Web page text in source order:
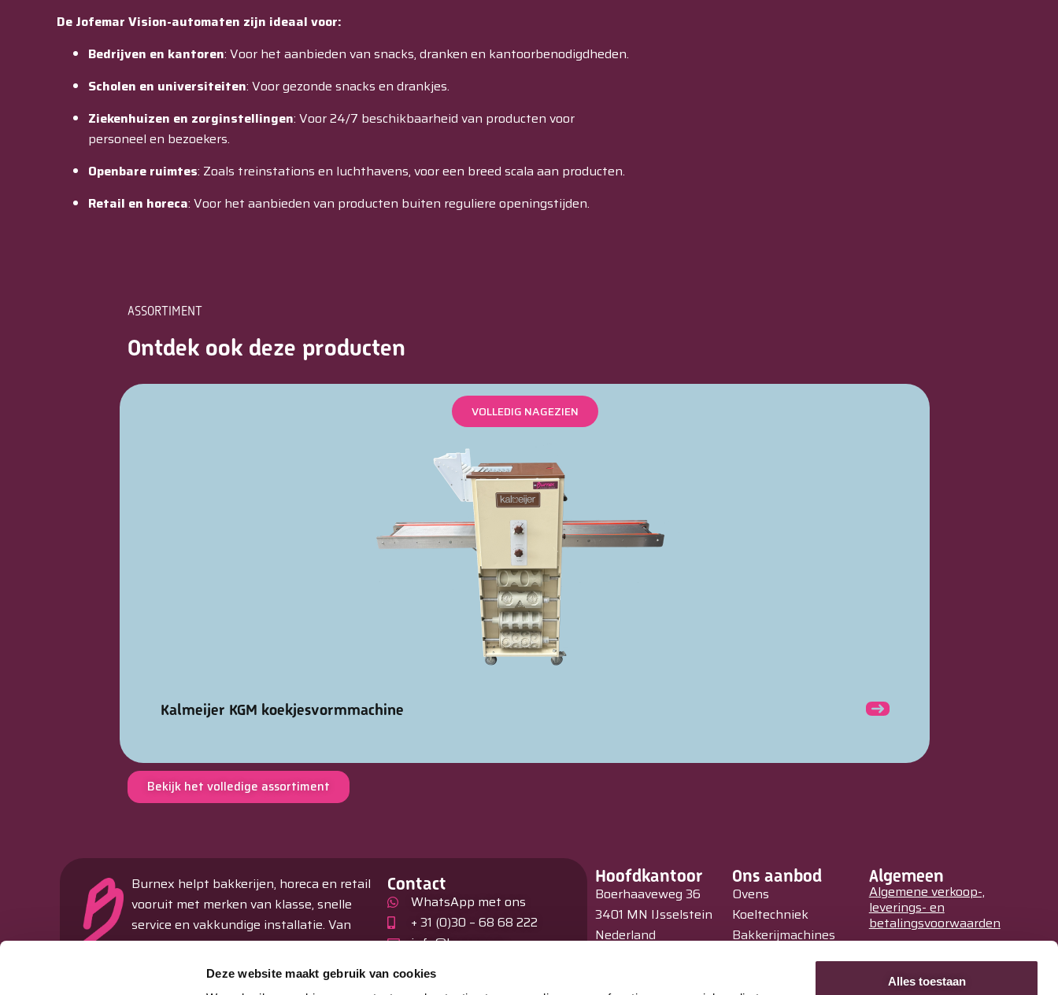
Deze website maakt gebruik van cookies
Alles toestaan
De Jofemar Vision-automaten zijn ideaal voor:
Bedrijven en kantoren: Voor het aanbieden van snacks, dranken en kantoorbenodigdheden.
Scholen en universiteiten: Voor gezonde snacks en drankjes.
Ziekenhuizen en zorginstellingen: Voor 24/7 beschikbaarheid van producten voor
personeel en bezoekers.
Openbare ruimtes: Zoals treinstations en luchthavens, voor een breed scala aan producten.
Retail en horeca: Voor het aanbieden van producten buiten reguliere openingstijden.
ASSORTIMENT
Ontdek ook deze producten
VOLLEDIG NAGEZIEN
Kalmeijer KGM koekjesvormmachine
Bekijk het volledige assortiment
Burnex helpt bakkerijen, horeca en retail
vooruit met merken van klasse, snelle
service en vakkundige installatie. Van
ovens en koeltechniek tot machines en
verkoopautomaten – alles onder één
Contact
WhatsApp met ons
+ 31 (0)30 – 68 68 222
info@burnex.eu
Hoofdkantoor
Boerhaaveweg 36
3401 MN IJsselstein
Nederland
Ons aanbod
Ovens
Koeltechniek
Bakkerijmachines
Algemeen
Algemene verkoop-,
leverings- en
betalingsvoorwaarden